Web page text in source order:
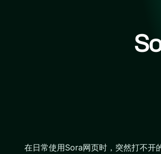
在日常使用Sora网页时，突然打不开